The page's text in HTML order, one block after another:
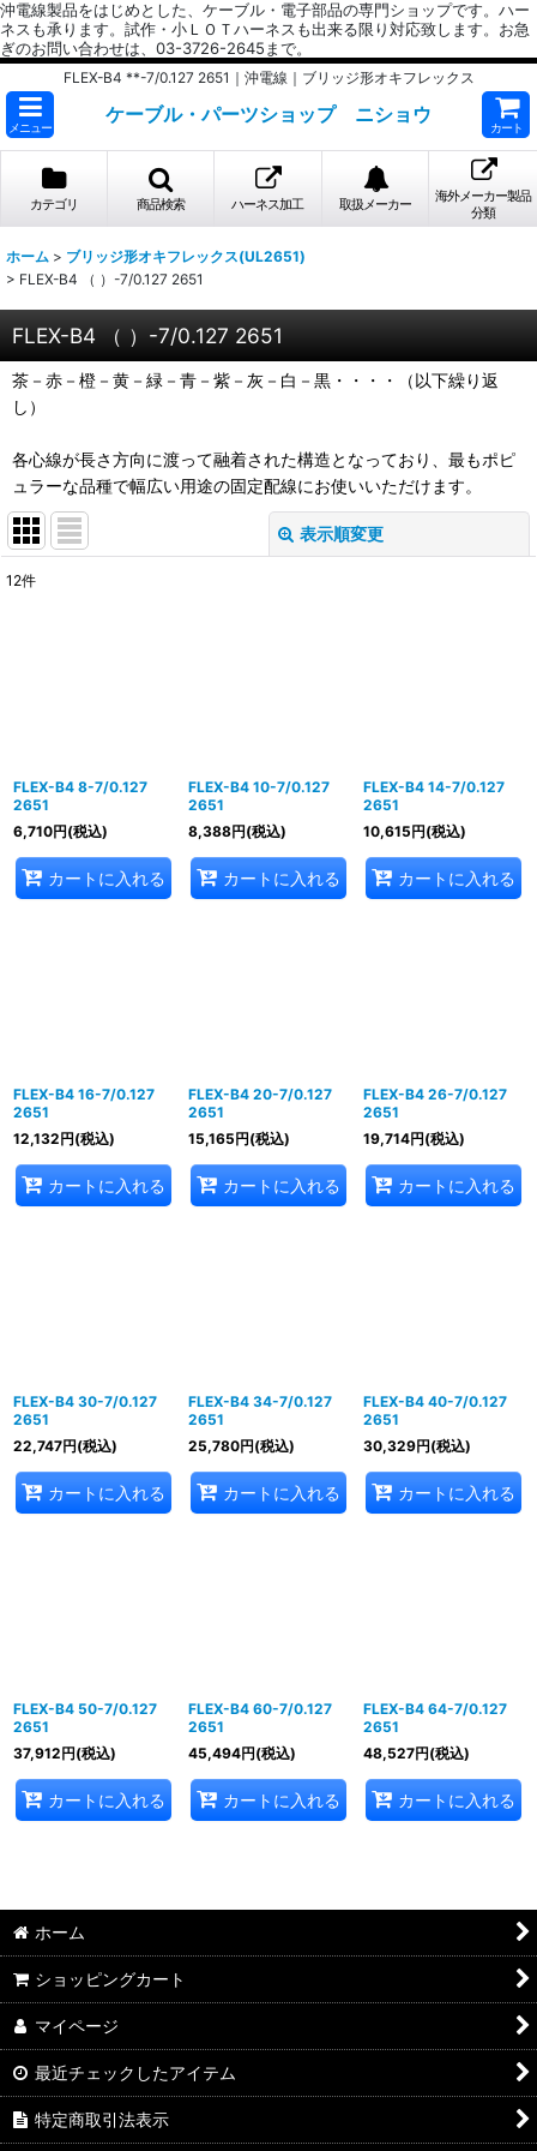
沖電線製品をはじめとした、ケーブル・電子部品の専門ショップです。ハー
ネスも承ります。試作・小ＬＯＴハーネスも出来る限り対応致します。お急
ぎのお問い合わせは、03-3726-2645まで。
FLEX-B4 **-7/0.127 2651｜沖電線｜ブリッジ形オキフレックス
メニュー
ケーブル・パーツショップ ニショウ
カート
カテゴリ 商品検索 ハーネス加工 取扱メーカー
海外メーカー製品
分類
ホーム > ブリッジ形オキフレックス(UL2651)
> FLEX-B4 （ ）-7/0.127 2651
FLEX-B4 （ ）-7/0.127 2651
茶－赤－橙－黄－緑－青－紫－灰－白－黒・・・・（以下繰り返
し）
各心線が長さ方向に渡って融着された構造となっており、最もポピ
ュラーな品種で幅広い用途の固定配線にお使いいただけます。
表示順変更
12件
FLEX-B4 8-7/0.127
2651
6,710円(税込)
カートに入れる
FLEX-B4 10-7/0.127
2651
8,388円(税込)
カートに入れる
FLEX-B4 14-7/0.127
2651
10,615円(税込)
カートに入れる
FLEX-B4 16-7/0.127
2651
12,132円(税込)
カートに入れる
FLEX-B4 20-7/0.127
2651
15,165円(税込)
カートに入れる
FLEX-B4 26-7/0.127
2651
19,714円(税込)
カートに入れる
FLEX-B4 30-7/0.127
2651
22,747円(税込)
カートに入れる
FLEX-B4 34-7/0.127
2651
25,780円(税込)
カートに入れる
FLEX-B4 40-7/0.127
2651
30,329円(税込)
カートに入れる
FLEX-B4 50-7/0.127
2651
37,912円(税込)
カートに入れる
FLEX-B4 60-7/0.127
2651
45,494円(税込)
カートに入れる
FLEX-B4 64-7/0.127
2651
48,527円(税込)
カートに入れる
ホーム
ショッピングカート
マイページ
最近チェックしたアイテム
特定商取引法表示